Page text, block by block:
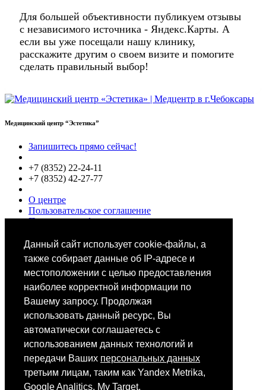
Данный сайт использует cookie-файлы, а
также собирает данные об IP-адресе и
местоположении с целью предоставления
наиболее корректной информации по
Вашему запросу. Продолжая
использовать данный ресурс, Вы
автоматически соглашаетесь с
использованием данных технологий и
передачи Ваших персональных данных
третьим лицам, таким как Yandex Metrika,
Google Analitics, My Target.
Для большей объективности публикуем отзывы
с независимого источника - Яндекс.Карты. А
если вы уже посещали нашу клинику,
расскажите другим о своем визите и помогите
сделать правильный выбор!
Медицинский центр “Эстетика”
Запишитесь прямо сейчас!
+7 (8352) 22-24-11
+7 (8352) 42-27-77
О центре
Пользовательское соглашение
Политики конфиденциальности
Специалисты
Выбор звезд
Мобильное приложение
Android iOS